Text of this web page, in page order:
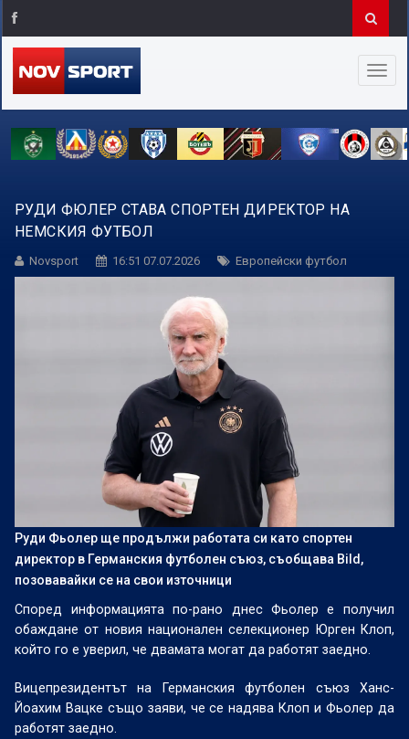
РУДИ ФЮЛЕР СТАВА СПОРТЕН ДИРЕКТОР НА
НЕМСКИЯ ФУТБОЛ
Novsport 16:51 07.07.2026 Европейски футбол
Руди Фьолер ще продължи работата си като спортен
директор в Германския футболен съюз, съобщава Bild,
позовавайки се на свои източници
Според информацията по-рано днес Фьолер е получил
обаждане от новия национален селекционер Юрген Клоп,
който го е уверил, че двамата могат да работят заедно.
Вицепрезидентът на Германския футболен съюз Ханс-
Йоахим Вацке също заяви, че се надява Клоп и Фьолер да
работят заедно.